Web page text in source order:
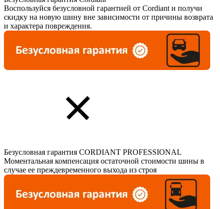
Воспользуйся безусловной гарантией от Cordiant и получи
скидку на новую шину вне зависимости от причины возврата
и характера повреждения.
Безусловная гарантия CORDIANT PROFESSIONAL
Моментальная компенсация остаточной стоимости шины в
случае ее преждевременного выхода из строя